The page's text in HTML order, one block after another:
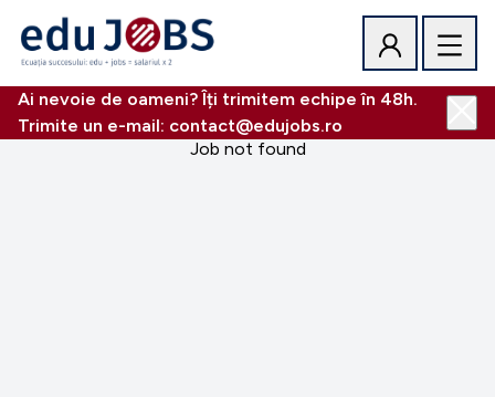
Ai nevoie de oameni? Îți trimitem echipe în 48h.
Trimite un e-mail: contact@edujobs.ro
Job not found